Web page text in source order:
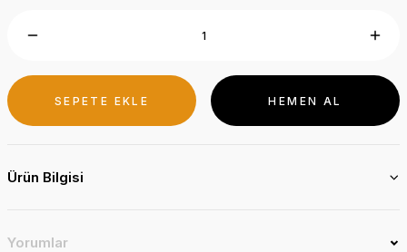
SEPETE EKLE HEMEN AL
Ürün Bilgisi
Yorumlar